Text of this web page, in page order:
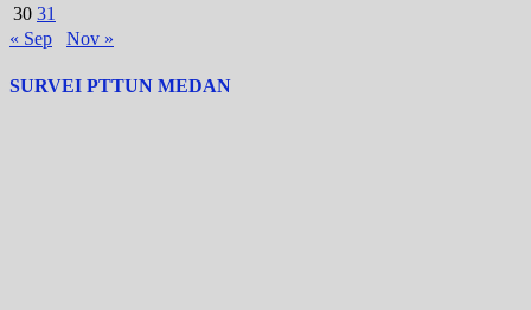
30 31
« Sep
Nov »
SURVEI PTTUN MEDAN